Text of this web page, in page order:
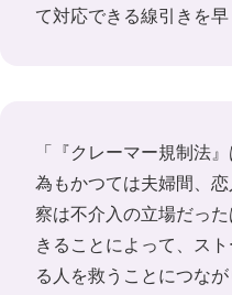
て対応できる線引きを早
「『クレーマー規制法
為もかつては夫婦間、
察は不介入の立場だっ
きることによって、ス
る人を救うことにつなが